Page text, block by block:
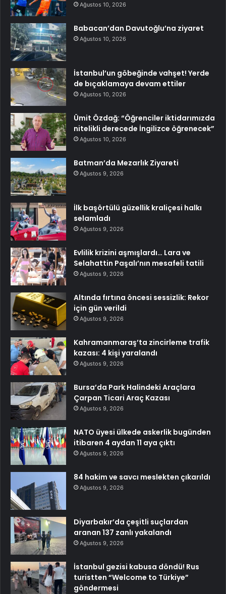
Ağustos 10, 2026
Babacan’dan Davutoğlu’na ziyaret
Ağustos 10, 2026
İstanbul’un göbeğinde vahşet! Yerde
de bıçaklamaya devam ettiler
Ağustos 10, 2026
Ümit Özdağ: “Öğrenciler iktidarımızda
nitelikli derecede İngilizce öğrenecek”
Ağustos 10, 2026
Batman’da Mezarlık Ziyareti
Ağustos 9, 2026
İlk başörtülü güzellik kraliçesi halkı
selamladı
Ağustos 9, 2026
Evlilik krizini aşmışlardı… Lara ve
Selahattin Paşalı’nın mesafeli tatili
Ağustos 9, 2026
Altında fırtına öncesi sessizlik: Rekor
için gün verildi
Ağustos 9, 2026
Kahramanmaraş’ta zincirleme trafik
kazası: 4 kişi yaralandı
Ağustos 9, 2026
Bursa’da Park Halindeki Araçlara
Çarpan Ticari Araç Kazası
Ağustos 9, 2026
NATO üyesi ülkede askerlik bugünden
itibaren 4 aydan 11 aya çıktı
Ağustos 9, 2026
84 hakim ve savcı meslekten çıkarıldı
Ağustos 9, 2026
Diyarbakır’da çeşitli suçlardan
aranan 137 zanlı yakalandı
Ağustos 9, 2026
İstanbul gezisi kabusa döndü! Rus
turistten “Welcome to Türkiye”
göndermesi